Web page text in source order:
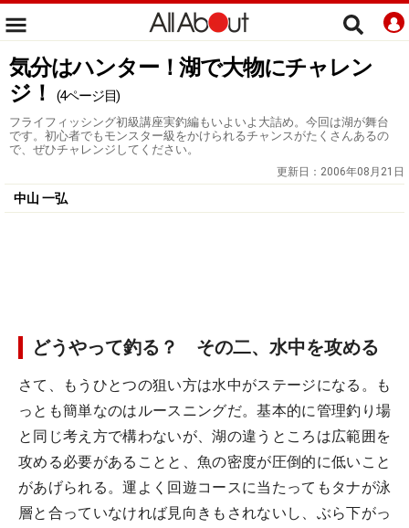
気分はハンター！湖で大物にチャレン
ジ！
(4ページ目)
フライフィッシング初級講座実釣編もいよいよ大詰め。今回は湖が舞台
です。初心者でもモンスター級をかけられるチャンスがたくさんあるの
で、ぜひチャレンジしてください。
更新日： 2006年08月21日
中山 一弘
どうやって釣る？ その二、水中を攻める
さて、もうひとつの狙い方は水中がステージになる。も
っとも簡単なのはルースニングだ。基本的に管理釣り場
と同じ考え方で構わないが、湖の違うところは広範囲を
攻める必要があることと、魚の密度が圧倒的に低いこと
があげられる。運よく回遊コースに当たってもタナが泳
層と合っていなければ見向きもされないし、ぶら下がっ